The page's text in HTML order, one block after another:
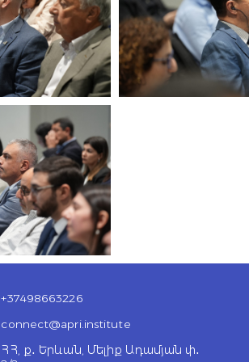
+37498663226
connect@apri.institute
ՀՀ, ք․ Երևան, Մելիք Ադամյան փ․